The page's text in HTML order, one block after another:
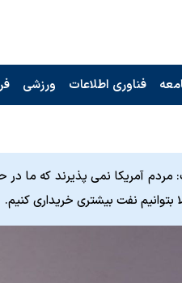
فناوری اطلاعات ورزشی
آمریکا نمی پذیرند که ما در
بتوانیم نفت بیشتری خریداری کنیم.